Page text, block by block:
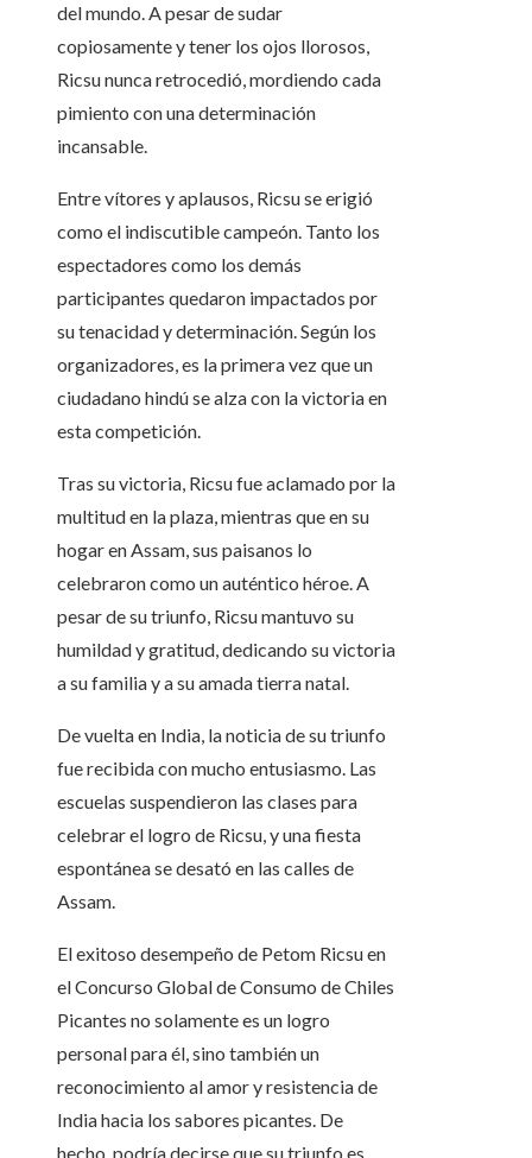
del mundo. A pesar de sudar
copiosamente y tener los ojos llorosos,
Ricsu nunca retrocedió, mordiendo cada
pimiento con una determinación
incansable.
Entre vítores y aplausos, Ricsu se erigió
como el indiscutible campeón. Tanto los
espectadores como los demás
participantes quedaron impactados por
su tenacidad y determinación. Según los
organizadores, es la primera vez que un
ciudadano hindú se alza con la victoria en
esta competición.
Tras su victoria, Ricsu fue aclamado por la
multitud en la plaza, mientras que en su
hogar en Assam, sus paisanos lo
celebraron como un auténtico héroe. A
pesar de su triunfo, Ricsu mantuvo su
humildad y gratitud, dedicando su victoria
a su familia y a su amada tierra natal.
De vuelta en India, la noticia de su triunfo
fue recibida con mucho entusiasmo. Las
escuelas suspendieron las clases para
celebrar el logro de Ricsu, y una fiesta
espontánea se desató en las calles de
Assam.
El exitoso desempeño de Petom Ricsu en
el Concurso Global de Consumo de Chiles
Picantes no solamente es un logro
personal para él, sino también un
reconocimiento al amor y resistencia de
India hacia los sabores picantes. De
hecho, podría decirse que su triunfo es